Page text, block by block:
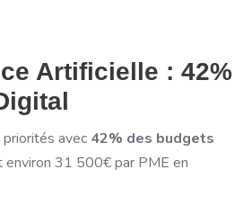
Artificielle : 42%
avec 42% des budgets
environ 31 500€ par PME en